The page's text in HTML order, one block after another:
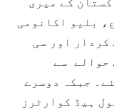
بلیو اکانومی
کردار اور سی
حوالے سے
جبکہ دوسرے
ہیڈ کوارٹرز